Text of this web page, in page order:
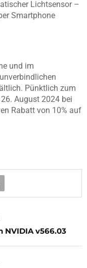
Lichtsensor –
Smartphone
und im
Pünktlich zum
August 2024 bei
Rabatt von 10% auf
NVIDIA v566.03